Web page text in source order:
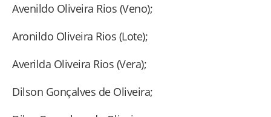
Avenildo Oliveira Rios (Veno);
Aronildo Oliveira Rios (Lote);
Averilda Oliveira Rios (Vera);
Dilson Gonçalves de Oliveira;